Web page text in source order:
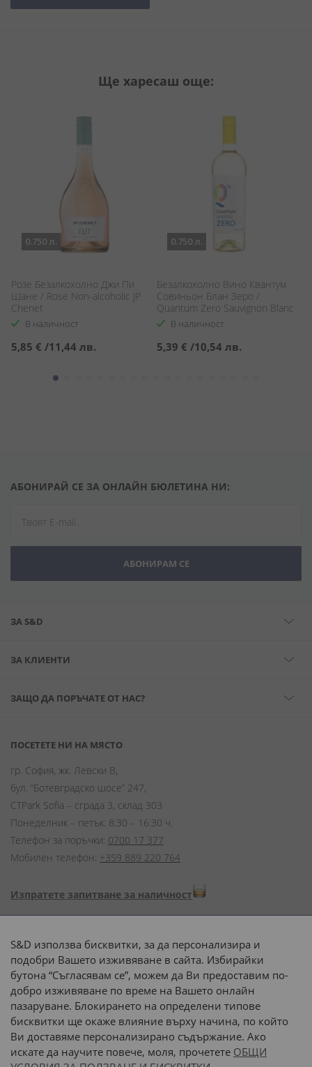
Ще харесаш още:
0.750 л.
Розе Безалкохолно Джи Пи
Шане / Rose Non-alcoholic JP
Chenet
В наличност
5,85 € /11,44 лв.
0.750 л.
Безалкохолно Вино Квантум
Совиньон Блан Зеро /
Quantum Zero Sauvignon Blanc
Alcohol Free
В наличност
5,39 € /10,54 лв.
АБОНИРАЙ СЕ ЗА ОНЛАЙН БЮЛЕТИНА НИ:
АБОНИРАМ СЕ
ЗА S&D
ЗА КЛИЕНТИ
ЗАЩО ДА ПОРЪЧАТЕ ОТ НАС?
ПОСЕТЕТЕ НИ НА МЯСТО
гр. София, жк. Левски В,
бул. “Ботевградско шосе” 247,
CTPark Sofia – сграда 3, склад 303
Понеделник – петък: 8:30 – 16:30 ч.
Телефон за поръчки: 0700 17 377
Мобилен телефон: +359 889 220 764
Изпратете запитване за наличност
Начини на плащане:
Доставка до адрес с:
или
наш транспорт
S&D използва бисквитки, за да персонализира и
подобри Вашето изживяване в сайта. Избирайки
бутона “Съгласявам се”, можем да Ви предоставим по-
добро изживяване по време на Вашето онлайн
пазаруване. Блокирането на определени типове
бисквитки ще окаже влияние върху начина, по който
Ви доставяме персонализирано съдържание. Ако
искате да научите повече, моля, прочетете ОБЩИ